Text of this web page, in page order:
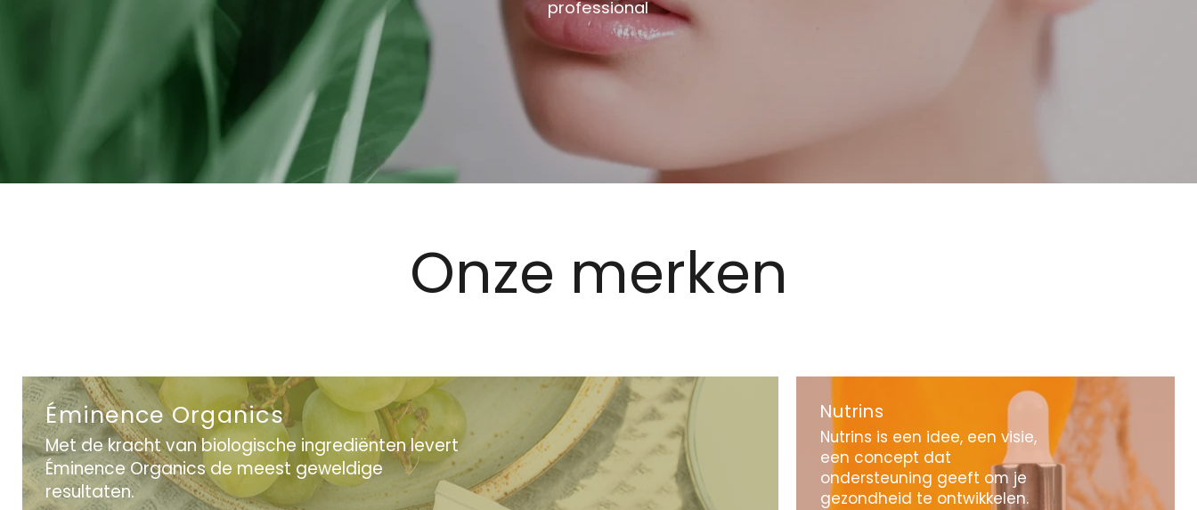
professional
Onze merken
Éminence Organics
Met de kracht van biologische ingrediënten levert
Éminence Organics de meest geweldige
resultaten.
Nutrins
Nutrins is een idee, een visie,
een concept dat
ondersteuning geeft om je
gezondheid te ontwikkelen.